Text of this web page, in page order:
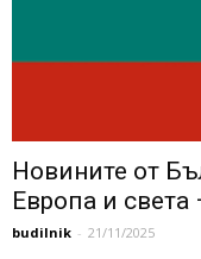
Новините от
Европа и
budilnik - 21/11/2025